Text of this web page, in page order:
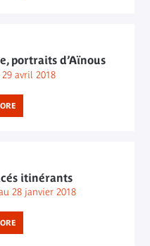
portraits d’Aïnous
avril 2018
itinérants
28 janvier 2018